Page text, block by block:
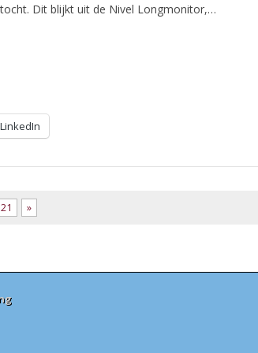
Dit blijkt uit de Nivel Longmonitor,…
LinkedIn
21 »